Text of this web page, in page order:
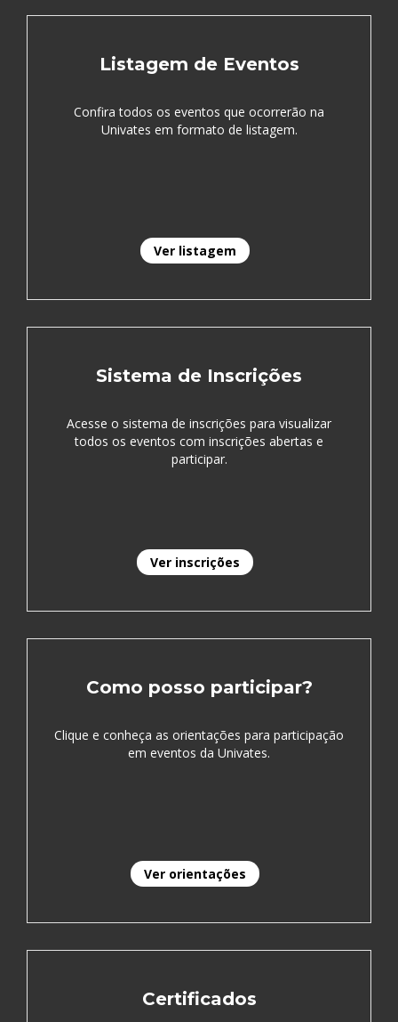
Listagem de Eventos
Confira todos os eventos que ocorrerão na
Univates em formato de listagem.
Ver listagem
Sistema de Inscrições
Acesse o sistema de inscrições para visualizar
todos os eventos com inscrições abertas e
participar.
Ver inscrições
Como posso participar?
Clique e conheça as orientações para participação
em eventos da Univates.
Ver orientações
Certificados